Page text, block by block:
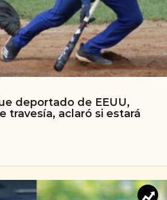
deportado de EEUU,
travesía, aclaró si estará